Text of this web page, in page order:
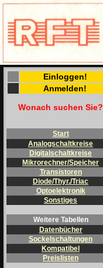
Einloggen!
Anmelden!
Wonach suchen Sie?
Start
Analogschaltkreise
Digitalschaltkreise
Mikrorechner/Speicher
Transistoren
Diode/Thyr./Triac
Optoelektronik
Sonstiges
Weitere Tabellen
Datenbücher
Sockelschaltungen
Kompatibel
Preislisten